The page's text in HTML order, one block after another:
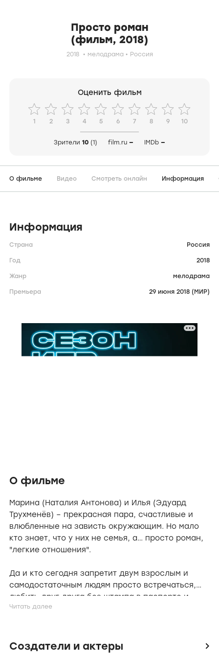
Просто роман
(фильм, 2018)
2018 мелодрама Россия
Оценить фильм
1 2 3 4 5 6 7 8 9 10
Зрители 10 (1) film.ru — IMDb —
О фильме Видео Смотреть онлайн Информация
Информация
Страна Россия
Год 2018
Жанр мелодрама
Премьера 29 июня 2018 (МИР)
О фильме
Марина (Наталия Антонова) и Илья (Эдуард
Трухменёв) – прекрасная пара, счастливые и
влюбленные на зависть окружающим. Но мало
кто знает, что у них не семья, а… просто роман,
"легкие отношения".
Да и кто сегодня запретит двум взрослым и
самодостаточным людям просто встречаться,
любить друг друга без штампа в паспорте и
быть счастливыми, ничем не обременяя друг
Оба не в браке и без детей. Они проводят
вместе выходные и отпуск, а потом
Создатели и актеры icon